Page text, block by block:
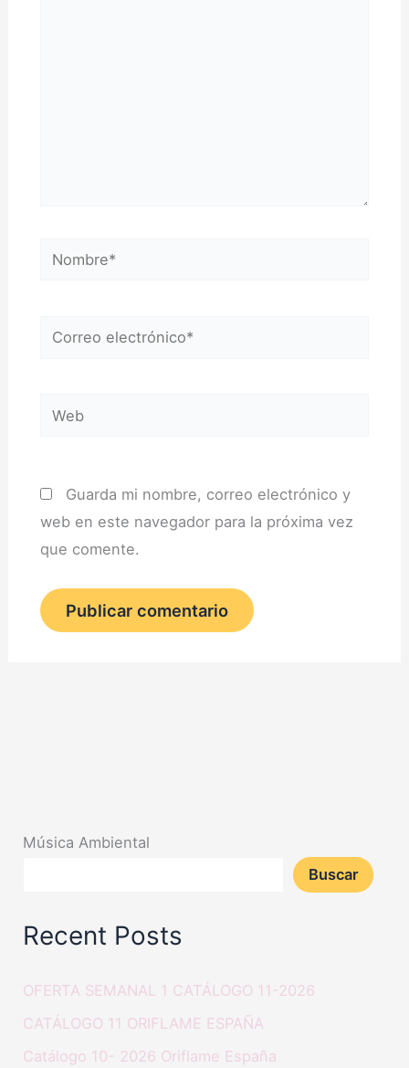
Nombre*
Correo
Web
Guarda mi nombre, correo electrónico y
web en este navegador para la próxima vez
que comente.
Música Ambiental
Buscar
Recent Posts
OFERTA SEMANAL 1 CATÁLOGO 11-2026
CATÁLOGO 11 ORIFLAME ESPAÑA
Catálogo 10- 2026 Oriflame España